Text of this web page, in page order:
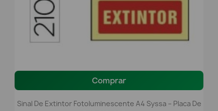
Comprar
Sinal De Extintor Fotoluminescente A4 Syssa – Placa De